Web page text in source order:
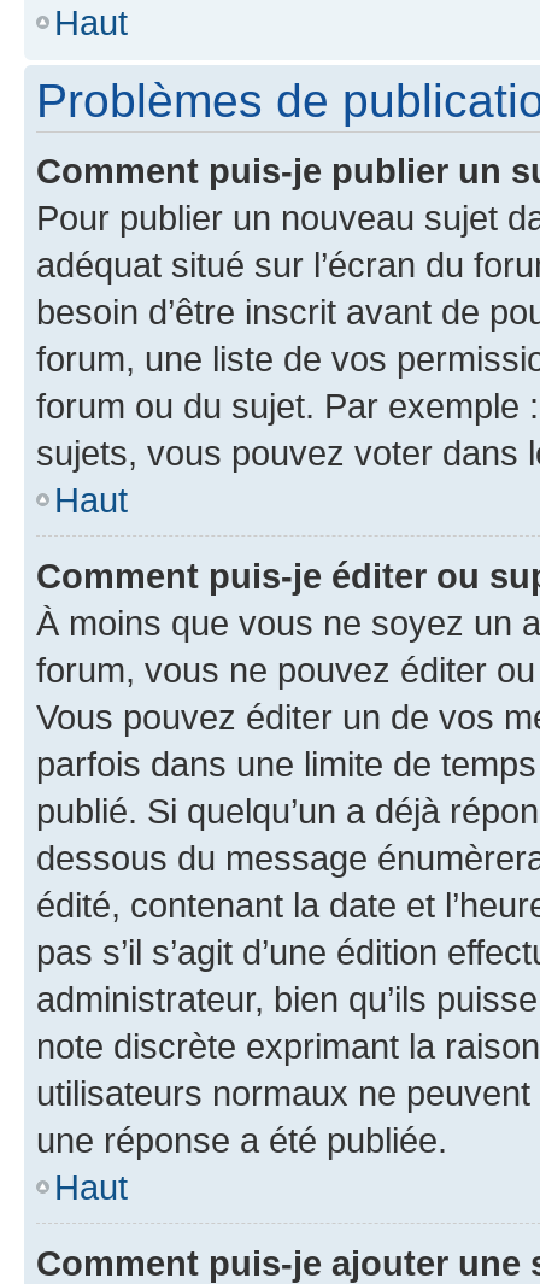
Haut
Problèmes de
Comment puis-je publier un
Pour publier un nouveau sujet
adéquat situé sur l’écran du
besoin d’être inscrit avant de
forum, une liste de vos
forum ou du sujet. Par exemple
sujets, vous pouvez voter dans
Haut
Comment puis-je éditer ou
À moins que vous ne soyez un
forum, vous ne pouvez éditer
Vous pouvez éditer un de vos
parfois dans une limite de
publié. Si quelqu’un a déjà
dessous du message
édité, contenant la date et
pas s’il s’agit d’une édition
administrateur, bien qu’ils
note discrète exprimant la
utilisateurs normaux ne
une réponse a été publiée.
Haut
Comment puis-je ajouter une